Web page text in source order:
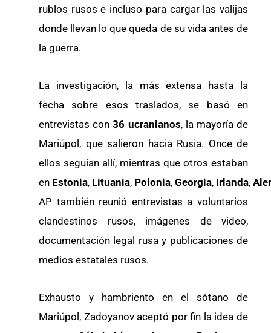
rublos rusos e incluso para cargar las valijas
donde llevan lo que queda de su vida antes de
la guerra.
La investigación, la más extensa hasta la
fecha sobre esos traslados, se basó en
entrevistas con36 ucranianos, la mayoría de
Mariúpol, que salieron hacia Rusia. Once de
ellos seguían allí, mientras que otros estaban
en Estonia, Lituania, Polonia, Georgia, Irlanda,
AP también reunió entrevistas a voluntarios
clandestinos rusos, imágenes de video,
documentación legal rusa y publicaciones de
medios estatales rusos.
Exhausto y hambriento en el sótano de
Mariúpol, Zadoyanov aceptó por fin la idea de